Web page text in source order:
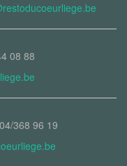
08 88
368 96 19